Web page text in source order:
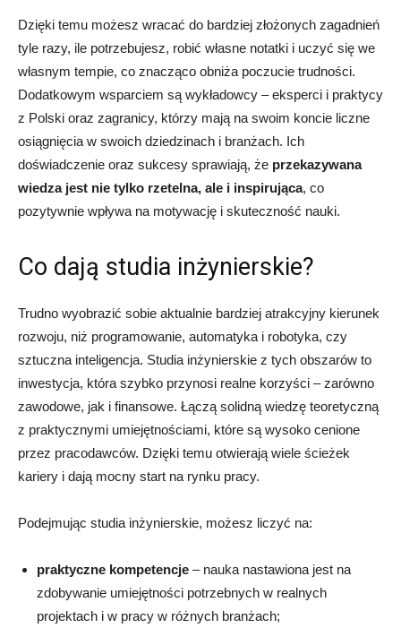
Dzięki temu możesz wracać do bardziej złożonych zagadnień
tyle razy, ile potrzebujesz, robić własne notatki i uczyć się we
własnym tempie, co znacząco obniża poczucie trudności.
Dodatkowym wsparciem są wykładowcy – eksperci i praktycy
z Polski oraz zagranicy, którzy mają na swoim koncie liczne
osiągnięcia w swoich dziedzinach i branżach. Ich
doświadczenie oraz sukcesy sprawiają, że przekazywana
wiedza jest nie tylko rzetelna, ale i inspirująca, co
pozytywnie wpływa na motywację i skuteczność nauki.
Co dają studia inżynierskie?
Trudno wyobrazić sobie aktualnie bardziej atrakcyjny kierunek
rozwoju, niż programowanie, automatyka i robotyka, czy
sztuczna inteligencja. Studia inżynierskie z tych obszarów to
inwestycja, która szybko przynosi realne korzyści – zarówno
zawodowe, jak i finansowe. Łączą solidną wiedzę teoretyczną
z praktycznymi umiejętnościami, które są wysoko cenione
przez pracodawców. Dzięki temu otwierają wiele ścieżek
kariery i dają mocny start na rynku pracy.
Podejmując studia inżynierskie, możesz liczyć na:
praktyczne kompetencje – nauka nastawiona jest na
zdobywanie umiejętności potrzebnych w realnych
projektach i w pracy w różnych branżach;